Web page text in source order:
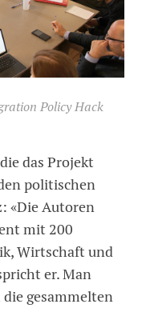
Policy Hack
das Projekt
politischen
«Die Autoren
mit 200
Wirtschaft und
er. Man
die gesammelten